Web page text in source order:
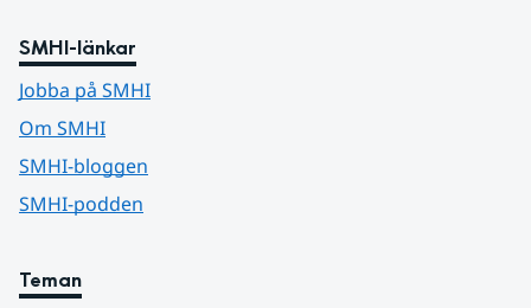
SMHI-länkar
Jobba på SMHI
Om SMHI
SMHI-bloggen
SMHI-podden
Teman